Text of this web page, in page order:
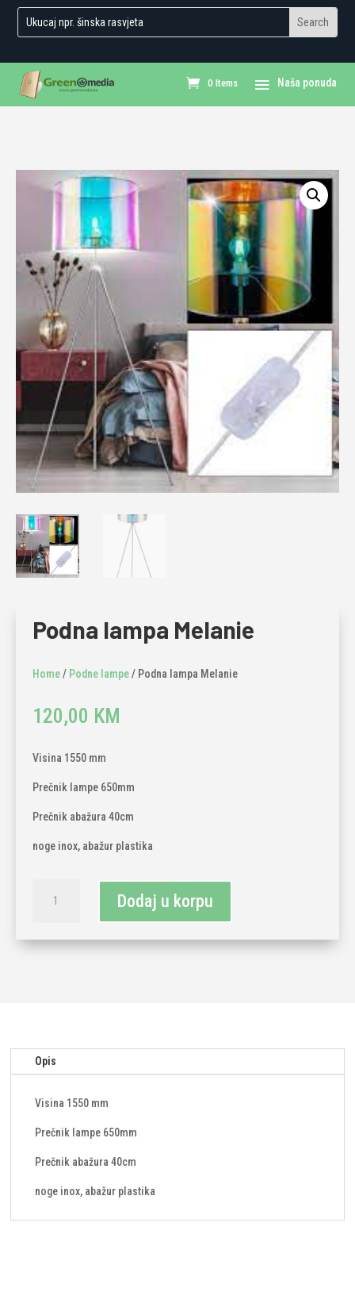
0 Items
Podna lampa Melanie
Home/ Podne lampe/ Podna lampa Melanie
120,00 KM
Visina 1550 mm
Prečnik lampe 650mm
Prečnik abažura 40cm
noge inox, abažur plastika
lampa
količina
Dodaj u korpu
Opis
Visina 1550 mm
Prečnik lampe 650mm
Prečnik abažura 40cm
noge inox, abažur plastika